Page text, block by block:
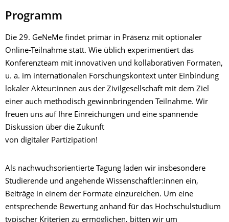
Programm
Die 29. GeNeMe findet primär in Präsenz mit optionaler
Online-Teilnahme statt. Wie üblich experimentiert das
Konferenzteam mit innovativen und kollaborativen Formaten,
u. a. im internationalen Forschungskontext unter Einbindung
lokaler Akteur:innen aus der Zivilgesellschaft mit dem Ziel
einer auch methodisch gewinnbringenden Teilnahme. Wir
freuen uns auf Ihre Einreichungen und eine spannende
Diskussion über die Zukunft
von digitaler Partizipation!
Als nachwuchsorientierte Tagung laden wir insbesondere
Studierende und angehende Wissenschaftler:innen ein,
Beiträge in einem der Formate einzureichen. Um eine
entsprechende Bewertung anhand für das Hochschulstudium
typischer Kriterien zu ermöglichen, bitten wir um